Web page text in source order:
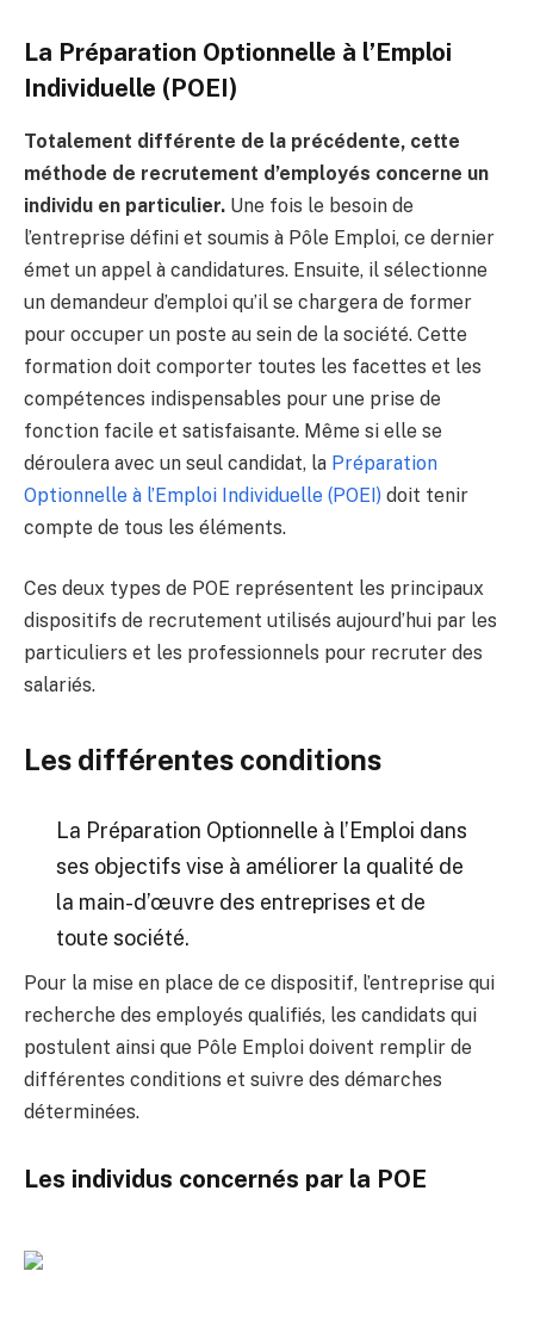
La Préparation Optionnelle à l’Emploi
Individuelle (POEI)
Totalement différente de la précédente, cette
méthode de recrutement d’employés concerne un
individu en particulier. Une fois le besoin de
l’entreprise défini et soumis à Pôle Emploi, ce dernier
émet un appel à candidatures. Ensuite, il sélectionne
un demandeur d’emploi qu’il se chargera de former
pour occuper un poste au sein de la société. Cette
formation doit comporter toutes les facettes et les
compétences indispensables pour une prise de
fonction facile et satisfaisante. Même si elle se
déroulera avec un seul candidat, la Préparation
Optionnelle à l’Emploi Individuelle (POEI) doit tenir
compte de tous les éléments.
Ces deux types de POE représentent les principaux
dispositifs de recrutement utilisés aujourd’hui par les
particuliers et les professionnels pour recruter des
salariés.
Les différentes conditions
La Préparation Optionnelle à l’Emploi dans
ses objectifs vise à améliorer la qualité de
la main-d’œuvre des entreprises et de
toute société.
Pour la mise en place de ce dispositif, l’entreprise qui
recherche des employés qualifiés, les candidats qui
postulent ainsi que Pôle Emploi doivent remplir de
différentes conditions et suivre des démarches
déterminées.
Les individus concernés par la POE